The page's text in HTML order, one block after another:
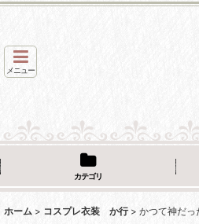
メニュー
カテゴリ
ホーム > コスプレ衣装 か行 > かつて神だっ